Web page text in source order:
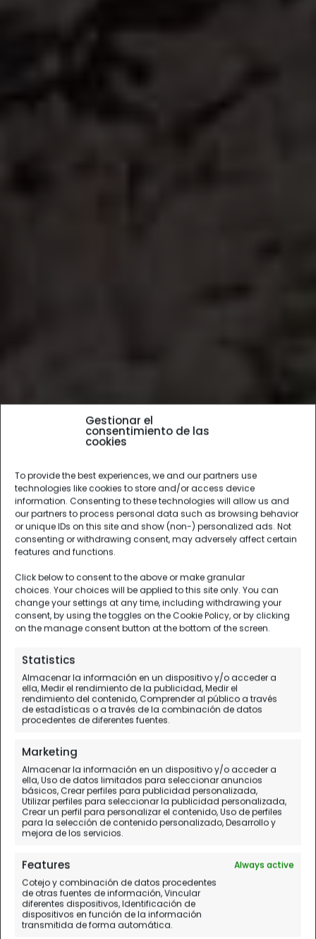
Gestionar el
consentimiento de las
cookies
To provide the best experiences, we and our partners use
technologies like cookies to store and/or access device
information. Consenting to these technologies will allow us and
our partners to process personal data such as browsing behavior
or unique IDs on this site and show (non-) personalized ads. Not
consenting or withdrawing consent, may adversely affect certain
features and functions.
Click below to consent to the above or make granular
choices. Your choices will be applied to this site only. You can
change your settings at any time, including withdrawing your
consent, by using the toggles on the Cookie Policy, or by clicking
on the manage consent button at the bottom of the screen.
Statistics
Almacenar la información en un dispositivo y/o acceder a
ella, Medir el rendimiento de la publicidad, Medir el
rendimiento del contenido, Comprender al público a través
de estadísticas o a través de la combinación de datos
procedentes de diferentes fuentes.
Marketing
Almacenar la información en un dispositivo y/o acceder a
ella, Uso de datos limitados para seleccionar anuncios
básicos, Crear perfiles para publicidad personalizada,
Utilizar perfiles para seleccionar la publicidad personalizada,
Crear un perfil para personalizar el contenido, Uso de perfiles
para la selección de contenido personalizado, Desarrollo y
mejora de los servicios.
Features
Always active
Cotejo y combinación de datos procedentes
de otras fuentes de información, Vincular
diferentes dispositivos, Identificación de
dispositivos en función de la información
transmitida de forma automática.
Castilla La
Mancha
Planificación paso a paso.
Mapas e Itinerarios. Diarios de Viaje